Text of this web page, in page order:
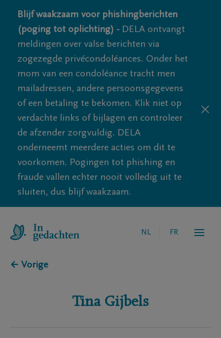
Blijf waakzaam voor phishingberichten
(poging tot oplichting) - DELA ontvangt
meldingen over valse berichten via
zogezegde privécondoléances. Onder het
mom van een condoléance tracht men
mailadressen, andere persoonsgegevens
of een betaling te bekomen. Klik niet op
verdachte links of bijlagen en controleer
de afzender zorgvuldig. DELA
onderneemt meerdere acties om dit te
voorkomen. Pogingen tot phishing en
fraude vallen echter nooit volledig uit te
sluiten, dus blijf waakzaam.
NL FR
← Vorige
Tina Gijbels